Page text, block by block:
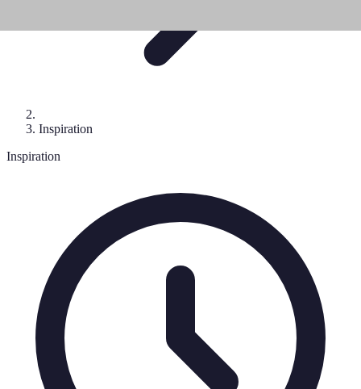
Inspiration
Inspiration